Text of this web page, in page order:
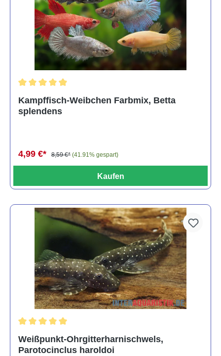
Kampffisch-Weibchen Farbmix, Betta
splendens
4,99 €* 8,59 €* (41.91% gespart)
Kaufen
Weißpunkt-Ohrgitterharnischwels,
Parotocinclus haroldoi